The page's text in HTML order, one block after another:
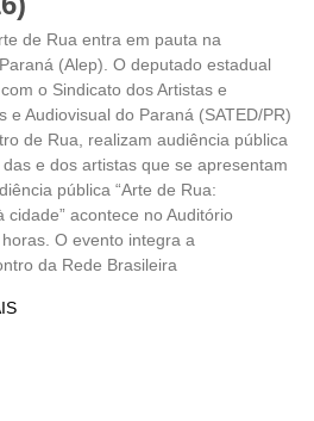
de Rua entra em pauta na
(Alep). O deputado estadual
o Sindicato dos Artistas e
e Audiovisual do Paraná (SATED/PR)
de Rua, realizam audiência pública
e dos artistas que se apresentam
pública “Arte de Rua:
acontece no Auditório
O evento integra a
da Rede Brasileira